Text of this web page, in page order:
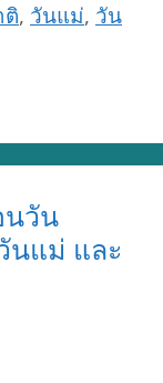
ติ, วันแม่, วัน
นวัน
นแม่ และ